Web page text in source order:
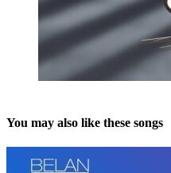
You may also like these songs